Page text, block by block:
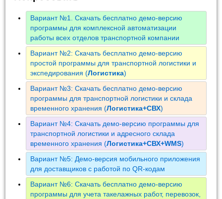
Вариант №1. Скачать бесплатно демо-версию
программы для комплексной автоматизации
работы всех отделов транспортной компании
Вариант №2: Скачать бесплатно демо-версию
простой программы для транспортной логистики и
экспедирования (Логистика)
Вариант №3: Скачать бесплатно демо-версию
программы для транспортной логистики и склада
временного хранения (Логистика+СВХ)
Вариант №4: Скачать демо-версию программы для
транспортной логистики и адресного склада
временного хранения (Логистика+СВХ+WMS)
Вариант №5: Демо-версия мобильного приложения
для доставщиков с работой по QR-кодам
Вариант №6: Скачать бесплатно демо-версию
программы для учета такелажных работ, перевозок,